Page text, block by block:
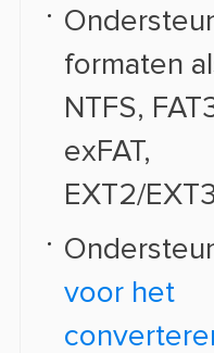
formaten
NTFS,
exFAT,
EXT2/
voor het